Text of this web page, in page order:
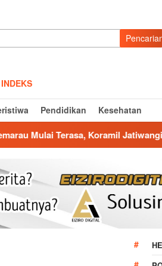
INDEKS
Pendidikan Kesehatan
Koramil Jatiwangi Salurkan